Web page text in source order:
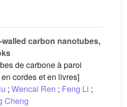
carbon nanotubes,
de carbone à paroi
cordes et en livres]
; Wencai Ren ; Feng Li ;
Cheng